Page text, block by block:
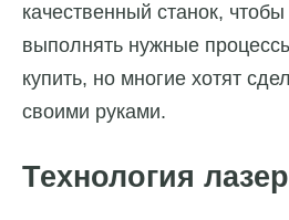
качественный станок,
выполнять нужные
купить, но многие хотят
своими руками.
Технология